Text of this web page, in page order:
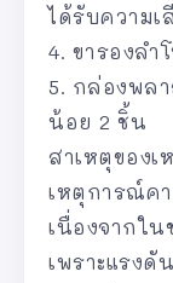
ได้รับความ
4. ขารองลำ
5. กล่องพล
น้อย 2 ชิ้น
สาเหตุของ
เหตุการณ์ค
เนื่องจากใ
เพราะแรง